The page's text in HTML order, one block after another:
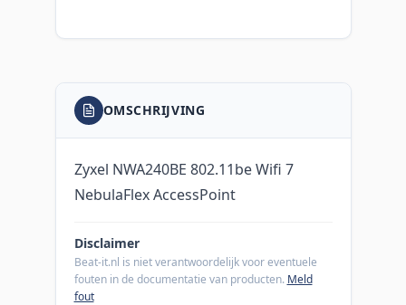
OMSCHRIJVING
Zyxel NWA240BE 802.11be Wifi 7
NebulaFlex AccessPoint
Disclaimer
Beat-it.nl is niet verantwoordelijk voor eventuele
fouten in de documentatie van producten. Meld
fout